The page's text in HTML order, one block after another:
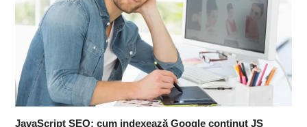
JavaScript SEO: cum indexează Google conținut JS